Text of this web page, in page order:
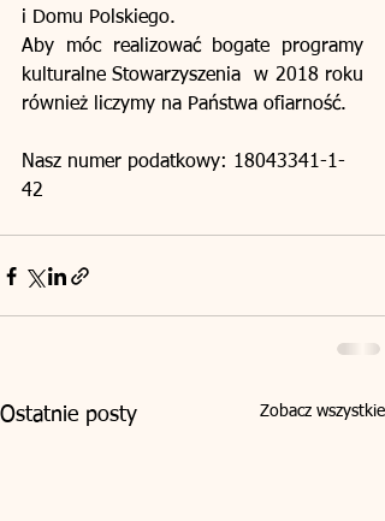
i Domu Polskiego.
Aby móc realizować bogate programy
kulturalne Stowarzyszenia  w 2018 roku
również liczymy na Państwa ofiarność.
Nasz numer podatkowy: 18043341-1-
42
Ostatnie posty Zobacz wszystkie